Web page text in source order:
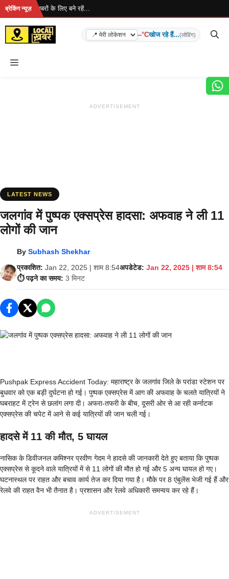
Skip
content
ब्रेकिंग न्यूज़
है... ताज़ा खबरों के लिए बने रहें...
--°Cखोज रहे हैं...(लोडिंग)
Menu
ADVERTISEMENT
LATEST NEWS
जलगांव में पुष्पक एक्सप्रेस हादसा: अफवाह ने ली 11
लोगों की जान
By Subhash Shekhar
प्रकाशित: Jan 22, 2025 | शाम 8:54अपडेटेड: Jan 22, 2025 | शाम 8:54
⏱️ पढ़ने का समय: 3 मिनट
Pushpak Express Accident Today: महाराष्ट्र के जलगांव जिले के परांडा स्टेशन पर
बुधवार को एक बड़ी दुर्घटना हो गई। पुष्पक एक्सप्रेस में आग की अफवाह के चलते यात्रियों ने
घबराहट में ट्रेन से छलांग लगा दी। अफरा-तफरी के बीच, दूसरी ओर से आ रही कर्नाटक
एक्सप्रेस की चपेट में आने से कई यात्रियों की जान चली गई।
हादसे में 11 की मौत, 5 घायल
नासिक के डिवीजनल कमिश्नर प्रवीण गेदम ने हादसे की जानकारी देते हुए बताया कि पुष्पक
एक्सप्रेस से कूदने वाले यात्रियों में से 11 लोगों की मौत हो गई और 5 अन्य घायल हो गए।
घटनास्थल पर राहत और बचाव कार्य तेज कर दिया गया है। मौके पर 8 एंबुलेंस भेजी गई हैं और
रेलवे की राहत वैन भी तैनात है। प्रशासन और रेलवे अधिकारी समन्वय कर रहे हैं।
ADVERTISEMENT